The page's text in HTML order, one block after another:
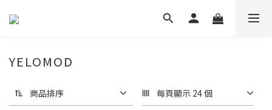
YELOMOD
商品排序 每頁顯示 24 個